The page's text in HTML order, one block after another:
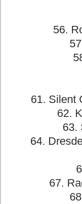
56.
61. Silent
62.
63.
64.
67.